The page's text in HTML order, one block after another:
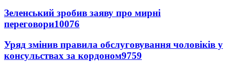
Зеленський зробив заяву про мирні
переговори10076
Уряд змінив правила обслуговування чоловіків у
консульствах за кордоном9759